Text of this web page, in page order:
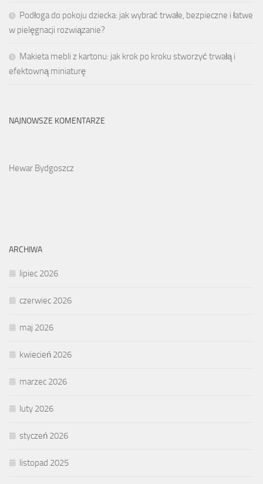
Podłoga do pokoju dziecka: jak wybrać trwałe, bezpieczne i łatwe
w pielęgnacji rozwiązanie?
Makieta mebli z kartonu: jak krok po kroku stworzyć trwałą i
efektowną miniaturę
NAJNOWSZE KOMENTARZE
Hewar Bydgoszcz
ARCHIWA
lipiec 2026
czerwiec 2026
maj 2026
kwiecień 2026
marzec 2026
luty 2026
styczeń 2026
listopad 2025